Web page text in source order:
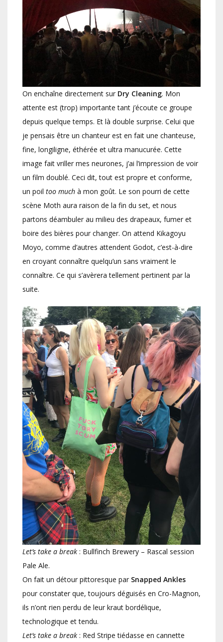
On enchaîne directement sur Dry Cleaning. Mon
attente est (trop) importante tant j’écoute ce groupe
depuis quelque temps. Et là double surprise. Celui que
je pensais être un chanteur est en fait une chanteuse,
fine, longiligne, éthérée et ultra manucurée. Cette
image fait vriller mes neurones, j’ai l’impression de voir
un film doublé. Ceci dit, tout est propre et conforme,
un poil too much à mon goût. Le son pourri de cette
scène Moth aura raison de la fin du set, et nous
partons déambuler au milieu des drapeaux, fumer et
boire des bières pour changer. On attend Kikagoyu
Moyo, comme d’autres attendent Godot, c’est-à-dire
en croyant connaître quelqu’un sans vraiment le
connaître. Ce qui s’avèrera tellement pertinent par la
suite.
Let’s take a break : Bullfinch Brewery – Rascal session
Pale Ale.
On fait un détour pittoresque par Snapped Ankles
pour constater que, toujours déguisés en Cro-Magnon,
ils n’ont rien perdu de leur kraut bordélique,
technologique et tendu.
Let’s take a break : Red Stripe tiédasse en cannette